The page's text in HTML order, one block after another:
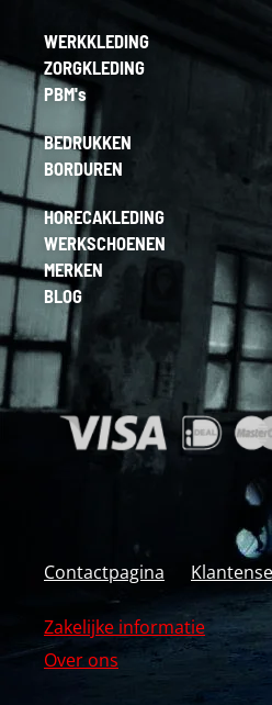
WERKKLEDING
ZORGKLEDING
PBM's
BEDRUKKEN
BORDUREN
HORECAKLEDING
WERKSCHOENEN
MERKEN
BLOG
Contactpagina
Zakelijke informatie
Over ons